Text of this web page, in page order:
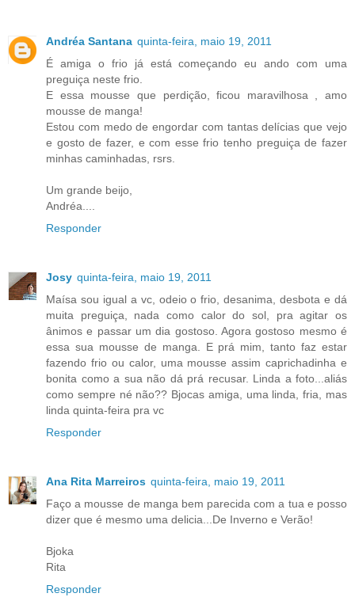
Andréa Santana quinta-feira, maio 19, 2011
É amiga o frio já está começando eu ando com uma
preguiça neste frio.
E essa mousse que perdição, ficou maravilhosa , amo
mousse de manga!
Estou com medo de engordar com tantas delícias que vejo
e gosto de fazer, e com esse frio tenho preguiça de fazer
minhas caminhadas, rsrs.
Um grande beijo,
Andréa....
Responder
Josy quinta-feira, maio 19, 2011
Maísa sou igual a vc, odeio o frio, desanima, desbota e dá
muita preguiça, nada como calor do sol, pra agitar os
ânimos e passar um dia gostoso. Agora gostoso mesmo é
essa sua mousse de manga. E prá mim, tanto faz estar
fazendo frio ou calor, uma mousse assim caprichadinha e
bonita como a sua não dá prá recusar. Linda a foto...aliás
como sempre né não?? Bjocas amiga, uma linda, fria, mas
linda quinta-feira pra vc
Responder
Ana Rita Marreiros quinta-feira, maio 19, 2011
Faço a mousse de manga bem parecida com a tua e posso
dizer que é mesmo uma delicia...De Inverno e Verão!
Bjoka
Rita
Responder